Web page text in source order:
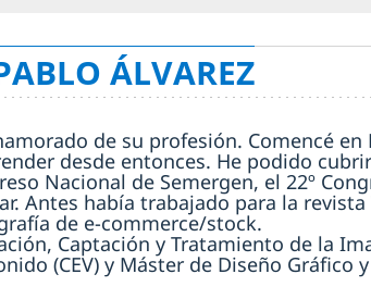
ÁLVAREZ
de su profesión. Comencé en
desde entonces. He podido
Nacional de Semergen, el 22º
Antes había trabajado para la
de e-commerce/stock.
Captación y Tratamiento de la
(CEV) y Máster de Diseño Gráfico